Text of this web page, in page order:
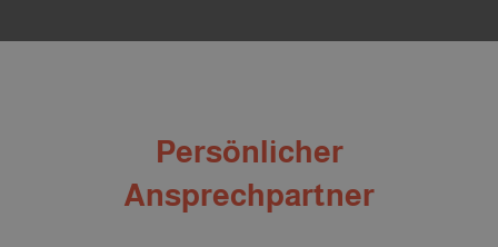
Persönlicher
Ansprechpartner